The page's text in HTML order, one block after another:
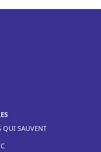
QUI SAUVENT